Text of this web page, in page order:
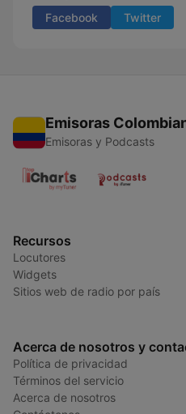
Facebook Twitter
Emisoras
Emisoras y Podcasts
Recursos
Locutores
Widgets
Sitios web de radio por país
Acerca de nosotros y
Política de privacidad
Términos del servicio
Acerca de nosotros